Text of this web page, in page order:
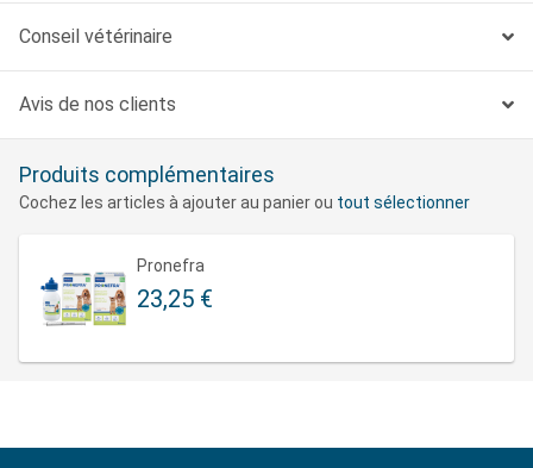
Conseil vétérinaire
Avis de nos clients
Produits complémentaires
Cochez les articles à ajouter au panier ou tout sélectionner
Pronefra
23,25 €